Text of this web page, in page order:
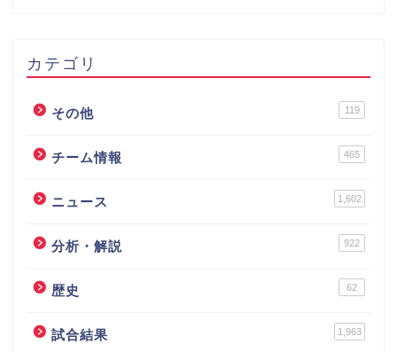
カテゴリ
その他 119
チーム情報 465
ニュース 1,602
分析・解説 922
歴史 62
試合結果 1,963